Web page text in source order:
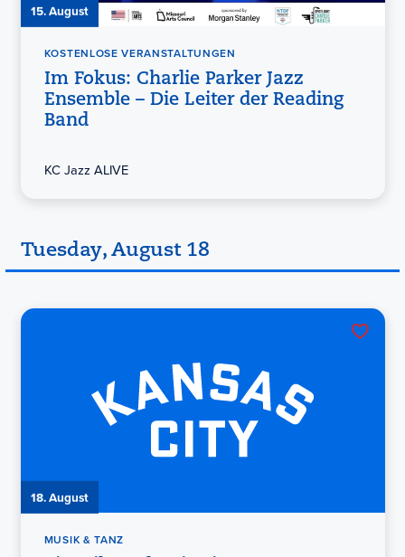
15. August
KOSTENLOSE VERANSTALTUNGEN
Im Fokus: Charlie Parker Jazz
Ensemble – Die Leiter der Reading
Band
KC Jazz ALIVE
Tuesday, August 18
18. August
MUSIK & TANZ